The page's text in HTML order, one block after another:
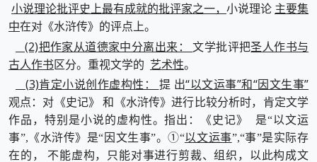
小说理论批评史上最有成就的批评家之一， 小说理论 主要集
中在对《水浒传》的评点上。
(2)把作家从道德家中分离出来：文学批评把圣人作书与
古人作书 区分。重视文学的 艺术性。
(3)肯定小说创作虚构性： 提 出“以文运事”和“因文生事”
观点：对《史记》 和《水浒传》进行比较分析时，肯定文学
作品，特别是小说的虚构性。指出：《史记》 是“以文运
事”,《水浒传》是“因文生事”。①“以文运事”,“事”是实际存
在的， 不能虚构，只能对事进行剪裁、组织，以此构成文